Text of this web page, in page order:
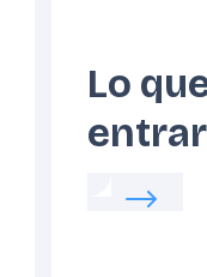
Lo
Read